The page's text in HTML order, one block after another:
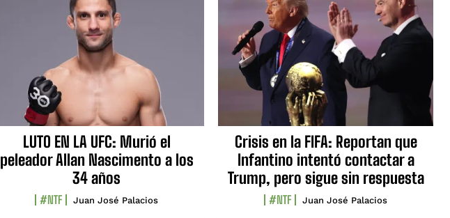
LUTO EN LA UFC: Murió el
peleador Allan Nascimento a los
34 años
#NTF Juan José Palacios
Crisis en la FIFA: Reportan que
Infantino intentó contactar a
Trump, pero sigue sin respuesta
#NTF Juan José Palacios